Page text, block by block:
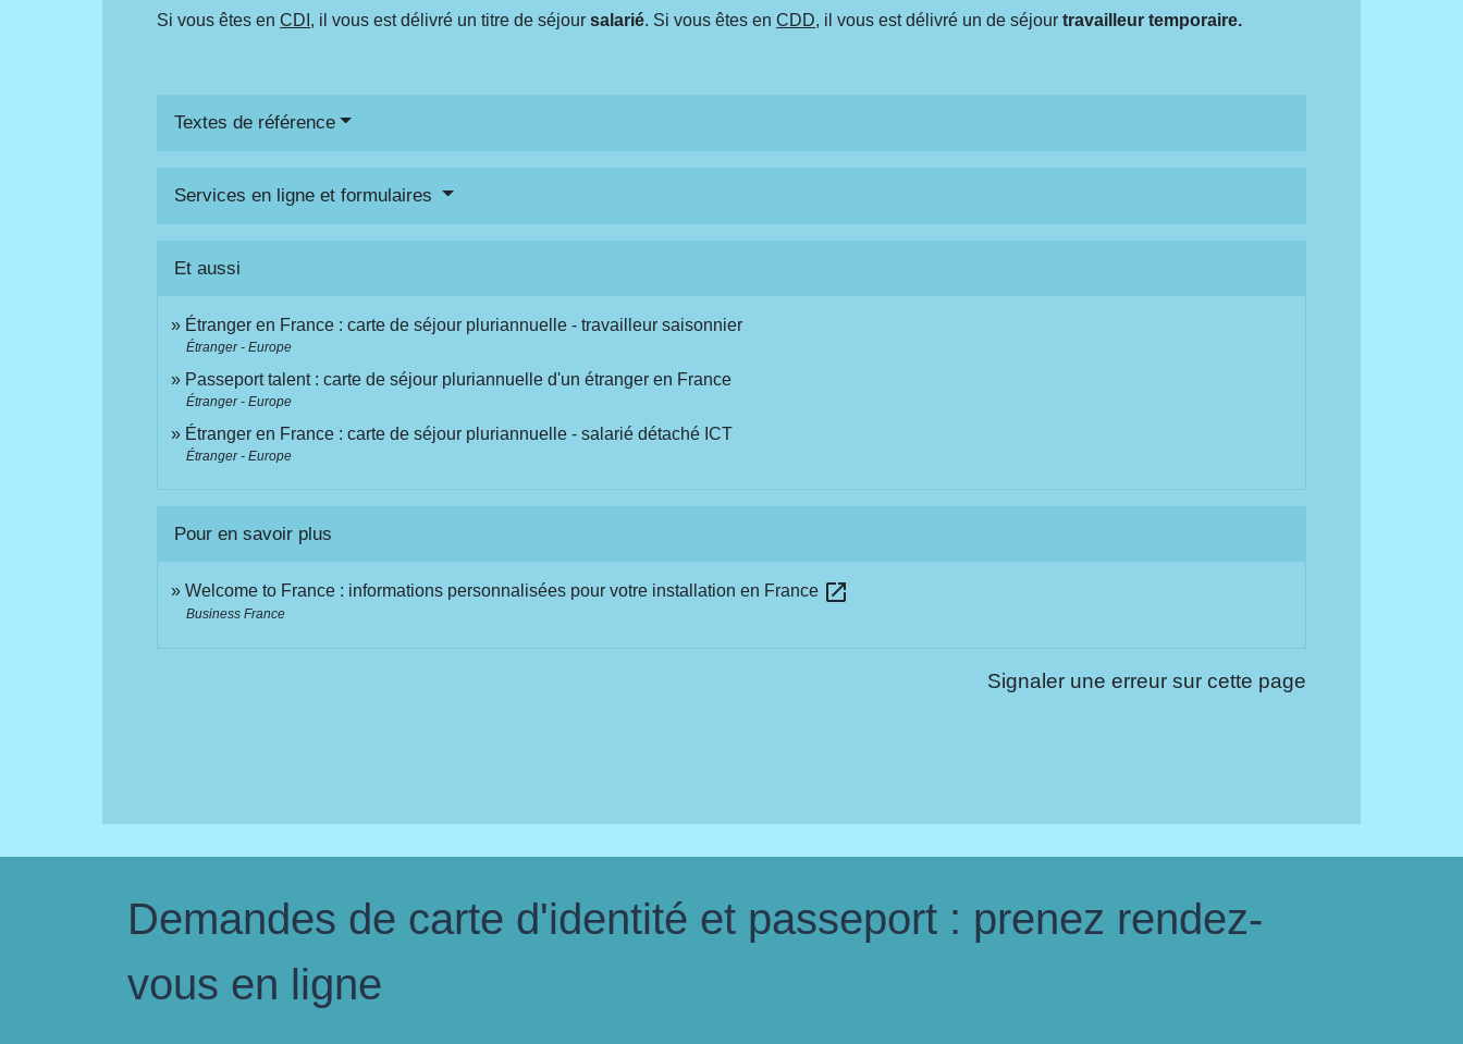
Si vous êtes enCDI , il vous est délivré un titre de séjoursalarié. Si vous êtes enCDD, il vous est délivré un de séjourtravailleur temporaire.
Textes de référence
Services en ligne et formulaires
Et aussi
Étranger en France : carte de séjour pluriannuelle - travailleur saisonnier
Étranger - Europe
Passeport talent : carte de séjour pluriannuelle d'un étranger en France
Étranger - Europe
Étranger en France : carte de séjour pluriannuelle - salarié détaché ICT
Étranger - Europe
Pour en savoir plus
Welcome to France : informations personnalisées pour votre installation en France open_in_new
Business France
Signaler une erreur sur cette page
Demandes de carte d'identité et passeport : prenez rendez-
vous en ligne